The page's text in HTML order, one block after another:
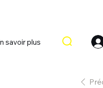
savoir plus